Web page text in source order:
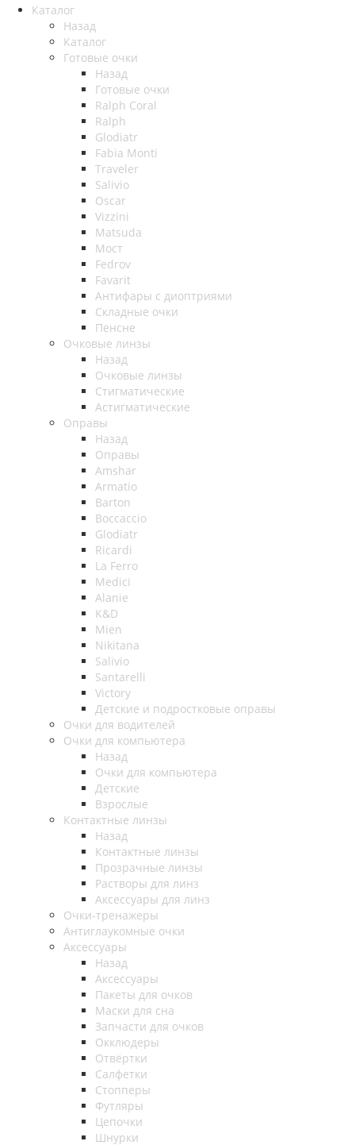
Каталог
Назад
Каталог
Готовые очки
Назад
Готовые очки
Ralph Coral
Ralph
Glodiatr
Fabia Monti
Traveler
Salivio
Oscar
Vizzini
Matsuda
Мост
Fedrov
Favarit
Антифары с диоптриями
Складные очки
Пенсне
Очковые линзы
Назад
Очковые линзы
Стигматические
Астигматические
Оправы
Назад
Оправы
Amshar
Armatio
Barton
Boccaccio
Glodiatr
Ricardi
La Ferro
Medici
Alanie
K&D
Mien
Nikitana
Salivio
Santarelli
Victory
Детские и подростковые оправы
Очки для водителей
Очки для компьютера
Назад
Очки для компьютера
Детские
Взрослые
Контактные линзы
Назад
Контактные линзы
Прозрачные линзы
Растворы для линз
Аксессуары для линз
Очки-тренажеры
Антиглаукомные очки
Аксессуары
Назад
Аксессуары
Пакеты для очков
Маски для сна
Запчасти для очков
Окклюдеры
Отвёртки
Салфетки
Стопперы
Футляры
Цепочки
Шнурки